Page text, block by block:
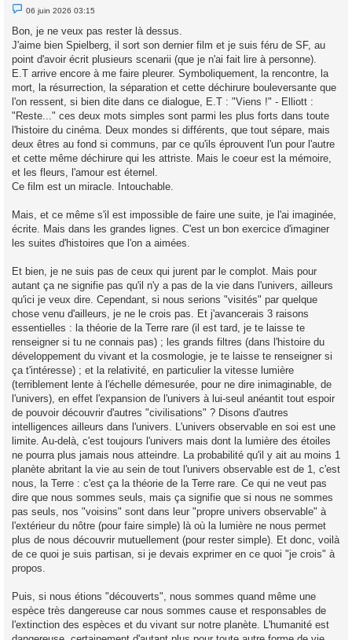
M
e
s
a
g
e
n
n
l
06 juin 2026 03:15
Bon, je ne veux pas rester là dessus.
J'aime bien Spielberg, il sort son dernier film et je suis féru de SF, au
point d'avoir écrit plusieurs scenarii (que je n'ai fait lire à personne).
E.T arrive encore à me faire pleurer. Symboliquement, la rencontre, la
mort, la résurrection, la séparation et cette déchirure bouleversante que
l'on ressent, si bien dite dans ce dialogue, E.T : "Viens !" - Elliott :
"Reste..." ces deux mots simples sont parmi les plus forts dans toute
l'histoire du cinéma. Deux mondes si différents, que tout sépare, mais
deux êtres au fond si communs, par ce qu'ils éprouvent l'un pour l'autre
et cette même déchirure qui les attriste. Mais le coeur est la mémoire,
et les fleurs, l'amour est éternel.
Ce film est un miracle. Intouchable.
Mais, et ce même s'il est impossible de faire une suite, je l'ai imaginée,
écrite. Mais dans les grandes lignes. C'est un bon exercice d'imaginer
les suites d'histoires que l'on a aimées.
Et bien, je ne suis pas de ceux qui jurent par le complot. Mais pour
autant ça ne signifie pas qu'il n'y a pas de la vie dans l'univers, ailleurs
qu'ici je veux dire. Cependant, si nous serions "visités" par quelque
chose venu d'ailleurs, je ne le crois pas. Et j'avancerais 3 raisons
essentielles : la théorie de la Terre rare (il est tard, je te laisse te
renseigner si tu ne connais pas) ; les grands filtres (dans l'histoire du
développement du vivant et la cosmologie, je te laisse te renseigner si
ça t'intéresse) ; et la relativité, en particulier la vitesse lumière
(terriblement lente à l'échelle démesurée, pour ne dire inimaginable, de
l'univers), en effet l'expansion de l'univers à lui-seul anéantit tout espoir
de pouvoir découvrir d'autres "civilisations" ? Disons d'autres
intelligences ailleurs dans l'univers. L'univers observable en soi est une
limite. Au-delà, c'est toujours l'univers mais dont la lumière des étoiles
ne pourra plus jamais nous atteindre. La probabilité qu'il y ait au moins 1
planète abritant la vie au sein de tout l'univers observable est de 1, c'est
nous, la Terre : c'est ça la théorie de la Terre rare. Ce qui ne veut pas
dire que nous sommes seuls, mais ça signifie que si nous ne sommes
pas seuls, nos "voisins" sont dans leur "propre univers observable" à
l'extérieur du nôtre (pour faire simple) là où la lumière ne nous permet
plus de nous découvrir mutuellement (pour rester simple). Et donc, voilà
de ce quoi je suis partisan, si je devais exprimer en ce quoi "je crois" à
propos.
Puis, si nous étions "découverts", nous sommes quand même une
espèce très dangereuse car nous sommes cause et responsables de
l'extinction des espèces et du vivant sur notre planète. L'humanité est